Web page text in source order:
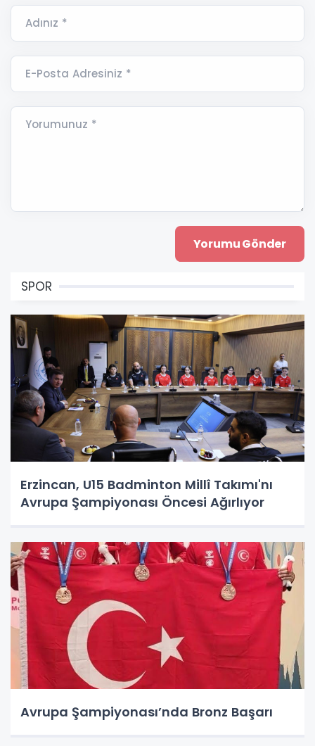
Adınız *
E-Posta Adresiniz *
Yorumunuz *
SPOR
Erzincan, U15 Badminton Millî Takımı'nı
Avrupa Şampiyonası Öncesi Ağırlıyor
Avrupa Şampiyonası’nda Bronz Başarı